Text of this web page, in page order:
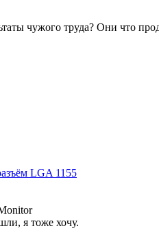
чужого труда? Они что
LGA 1155
я тоже хочу.